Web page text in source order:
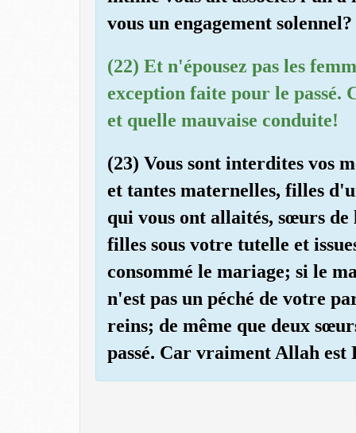
vous un engagement solennel?
(22) Et n'épousez pas les
exception faite pour le passé.
et quelle mauvaise conduite!
(23) Vous sont interdites vos
et tantes maternelles, filles
qui vous ont allaités, sœurs de
filles sous votre tutelle et
consommé le mariage; si le
n'est pas un péché de votre
reins; de même que deux
passé. Car vraiment Allah